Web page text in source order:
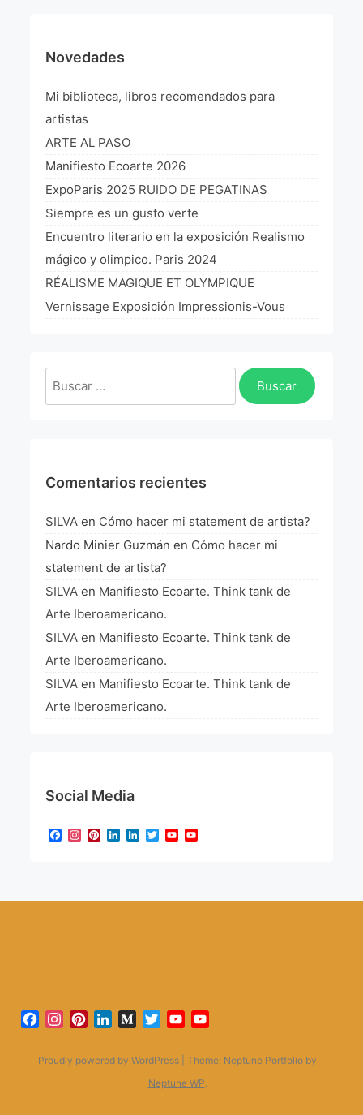
¡VIVE Molière! Un hommage latino-américain à
Molière 2022
Exposición París 2021 “Traverser ton miroir” «A
través de tu espejo»
La Formule de l’art París 2020
L’art Colombien à Paris 2019
L’art Latino-américain à Paris 2019
Reflecting Source. NY 2019
«Sincronías con sentido» Bogotá Colombia 2019
«Huellas trashumantes» New York 2018
La Fórmula Científica Del Arte
Association Paris
Fundación Colombia
Blog
Novedades
Mi biblioteca, libros recomendados para
artistas
ARTE AL PASO
Manifiesto Ecoarte 2026
ExpoParis 2025 RUIDO DE PEGATINAS
Siempre es un gusto verte
Encuentro literario en la exposición Realismo
mágico y olimpico. Paris 2024
RÉALISME MAGIQUE ET OLYMPIQUE
Vernissage Exposición Impressionis-Vous
Buscar:
Comentarios recientes
SILVA en Cómo hacer mi statement de artista?
Nardo Minier Guzmán en Cómo hacer mi
statement de artista?
SILVA en Manifiesto Ecoarte. Think tank de
Arte Iberoamericano.
SILVA en Manifiesto Ecoarte. Think tank de
Arte Iberoamericano.
SILVA en Manifiesto Ecoarte. Think tank de
Arte Iberoamericano.
Social Media
Facebook
Instagram
Pinterest
LinkedIn
LinkedIn
TwitterYouTube
Facebook
Instagram
PinterestLinkedInMediumTwitterYouTube
Proudly powered by WordPress
Theme: Neptune Portfolio by
Neptune WP.